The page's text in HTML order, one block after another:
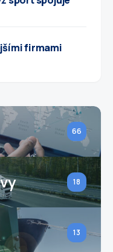
firmami
66
18
13